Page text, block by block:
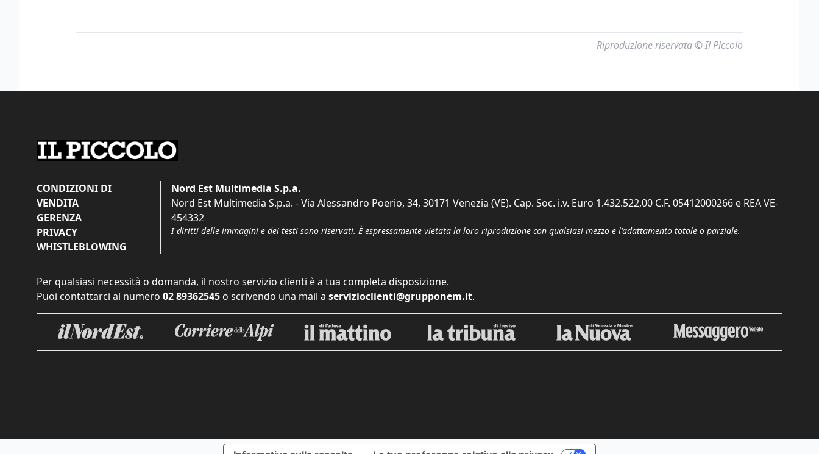
Riproduzione riservata © Il Piccolo
CONDIZIONI DI
VENDITA
GERENZA
PRIVACY
WHISTLEBLOWING
Nord Est Multimedia S.p.a.
Nord Est Multimedia S.p.a. - Via Alessandro Poerio, 34, 30171 Venezia (VE). Cap. Soc. i.v. Euro 1.432.522,00 C.F. 05412000266 e REA VE-
454332
I diritti delle immagini e dei testi sono riservati. È espressamente vietata la loro riproduzione con qualsiasi mezzo e l'adattamento totale o parziale.
Per qualsiasi necessità o domanda, il nostro servizio clienti è a tua completa disposizione.
Puoi contattarci al numero 02 89362545 o scrivendo una mail a servizioclienti@grupponem.it.